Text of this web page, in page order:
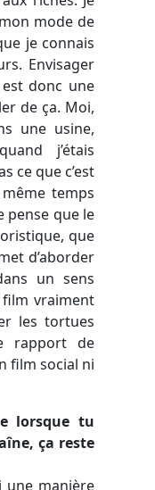
mode de
je connais
Envisager
donc une
de ça. Moi,
une usine,
j’étais
ce que c’est
temps
pense que le
que
d’aborder
un sens
vraiment
les tortues
rapport de
film social ni
lorsque tu
ça reste
une manière